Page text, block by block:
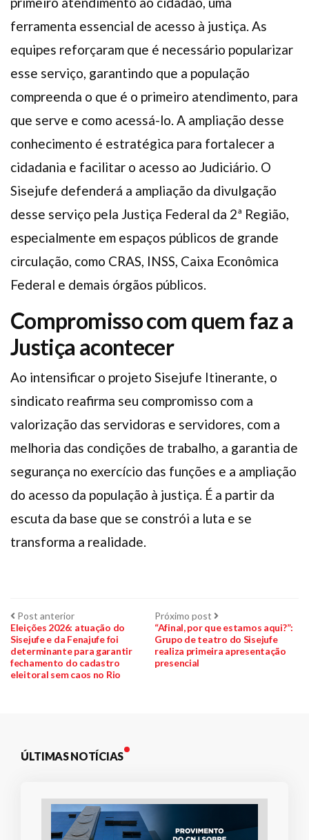
ferramenta essencial de acesso à justiça. As
equipes reforçaram que é necessário popularizar
esse serviço, garantindo que a população
compreenda o que é o primeiro atendimento, para
que serve e como acessá-lo. A ampliação desse
conhecimento é estratégica para fortalecer a
cidadania e facilitar o acesso ao Judiciário. O
Sisejufe defenderá a ampliação da divulgação
desse serviço pela Justiça Federal da 2ª Região,
especialmente em espaços públicos de grande
circulação, como CRAS, INSS, Caixa Econômica
Federal e demais órgãos públicos.
Compromisso com quem faz a
Justiça acontecer
Ao intensificar o projeto Sisejufe Itinerante, o
sindicato reafirma seu compromisso com a
valorização das servidoras e servidores, com a
melhoria das condições de trabalho, a garantia de
segurança no exercício das funções e a ampliação
do acesso da população à justiça. É a partir da
escuta da base que se constrói a luta e se
transforma a realidade.
Navegação
de
Post
Post anteriorPost
anterior:
Eleições 2026: atuação do
Sisejufe e da Fenajufe foi
determinante para garantir
fechamento do cadastro
eleitoral sem caos no Rio
Próximo post Próximo
post:
“Afinal, por que estamos aqui?”:
Grupo de teatro do Sisejufe
realiza primeira apresentação
presencial
ÚLTIMAS NOTÍCIAS